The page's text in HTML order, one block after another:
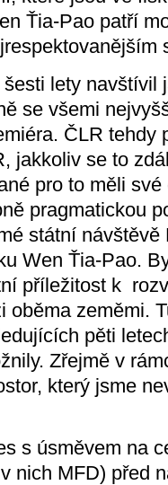
Ťia-Pao patří
lety navštívil
se všemi
ČLR tehdy
jakkoliv se to
pro to měli
pragmatickou
státní
Wen Ťia-Pao.
příležitost k
oběma zeměmi.
pěti
Zřejmě v
který jsme
s úsměvem na
nich MFD) před